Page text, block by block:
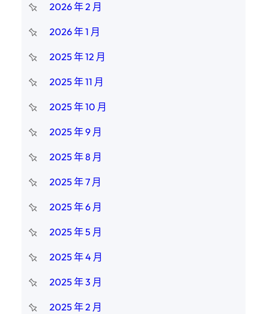
2026 年 2 月
2026 年 1 月
2025 年 12 月
2025 年 11 月
2025 年 10 月
2025 年 9 月
2025 年 8 月
2025 年 7 月
2025 年 6 月
2025 年 5 月
2025 年 4 月
2025 年 3 月
2025 年 2 月